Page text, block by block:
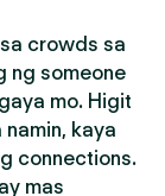
crowds sa
ng someone
mo. Higit
kaya
connections.
mas